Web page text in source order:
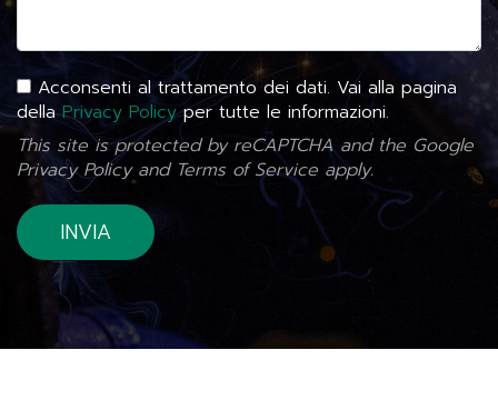
Acconsenti al trattamento dei dati. Vai alla pagina
dellaPrivacy Policyper tutte le informazioni.
This site is protected by reCAPTCHA and the Google
Privacy Policyand Terms of Service apply.